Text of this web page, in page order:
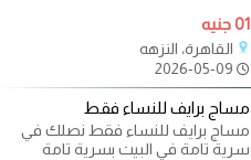
01 جنيه
القاهرة، النزهه
مساج برايف للنساء فقط
مساج برايف للنساء فقط نصلك في
سرية تامة في البيت بسرية تامة